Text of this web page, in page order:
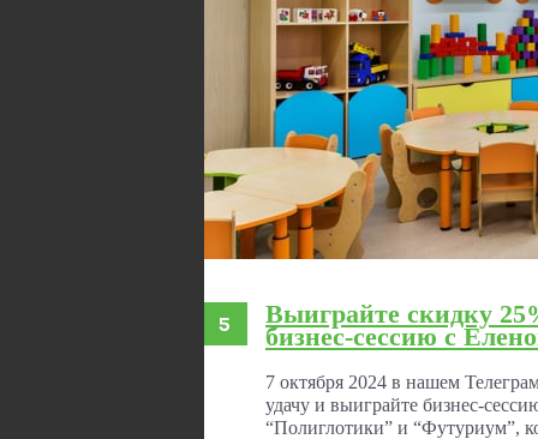
Выиграйте скидку
бизнес-сессию с
7 октября 2024 в нашем
удачу и выиграйте бизнес-
“Полиглотики” и “Футуриум”,